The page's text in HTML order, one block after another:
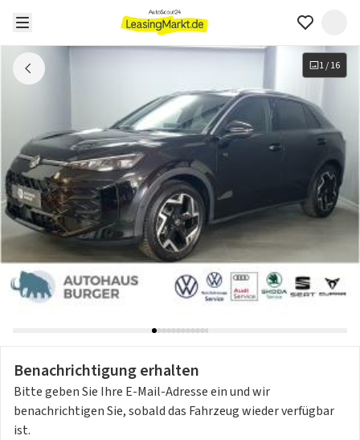
1/16
Benachrichtigung erhalten
Bitte geben Sie Ihre E-Mail-Adresse ein und wir
benachrichtigen Sie, sobald das Fahrzeug wieder verfügbar
ist.